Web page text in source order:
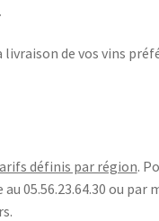
de vos vins
définis par région.
05.56.23.64.30 ou